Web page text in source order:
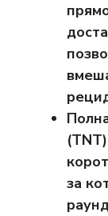
за